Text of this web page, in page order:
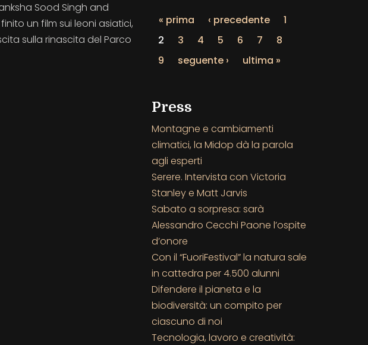
Sood Singh and
un film sui leoni asiatici,
sulla rinascita del Parco
« prima ‹ precedente
1
2
3 4 5 6 7
8
9
seguente › ultima »
Press
Montagne e cambiamenti
climatici, la Midop dà la parola
agli esperti
Serere. Intervista con Victoria
Stanley e Matt Jarvis
Sabato a sorpresa: sarà
Alessandro Cecchi Paone l’ospite
d’onore
Con il “FuoriFestival” la natura sale
in cattedra per 4.500 alunni
Difendere il pianeta e la
biodiversità: un compito per
ciascuno di noi
Tecnologia, lavoro e creatività: